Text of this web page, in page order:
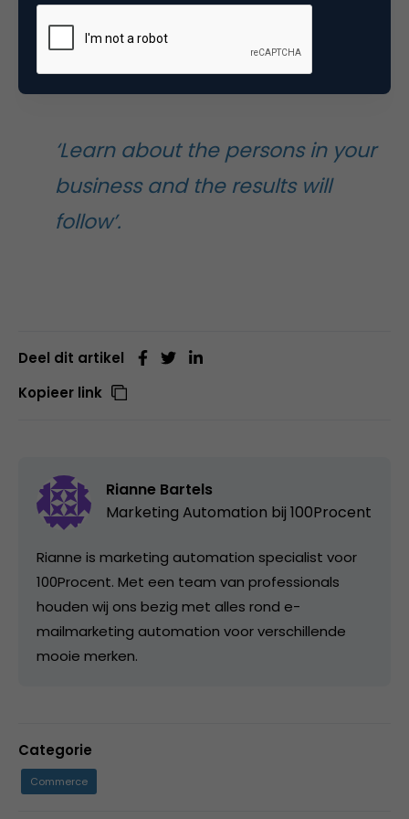
kinderen of ze worden ziek. Daar dient een
werkgever rekening mee te houden. Empathie is
heel belangrijk. Een mooie afsluiting van het verhaal
was dan ook deze quote:
‘Learn about the persons in your
business and the results will
follow’.
Deel dit artikel
Kopieer link
Rianne Bartels
Marketing Automation bij 100Procent
Rianne is marketing automation specialist voor
100Procent. Met een team van professionals
houden wij ons bezig met alles rond e-
mailmarketing automation voor verschillende
mooie merken.
Categorie
Commerce